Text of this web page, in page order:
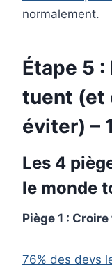
normalement.
Étape 5
tuent (et
éviter) –
Les 4
le monde
Piège 1 :
76% des devs